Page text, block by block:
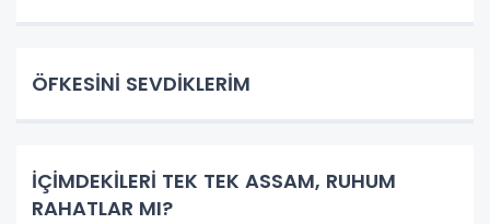
ÖFKESİNİ SEVDİKLERİM
İÇİMDEKİLERİ TEK TEK ASSAM, RUHUM
RAHATLAR MI?